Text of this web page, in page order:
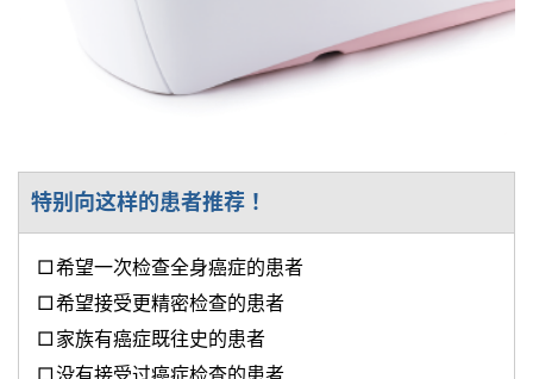
特别向这样的患者推荐！
希望一次检查全身癌症的患者
希望接受更精密检查的患者
家族有癌症既往史的患者